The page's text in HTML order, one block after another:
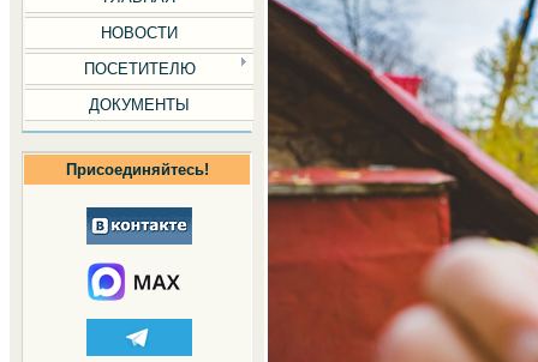
НОВОСТИ
ПОСЕТИТЕЛЮ
ДОКУМЕНТЫ
Присоединяйтесь!